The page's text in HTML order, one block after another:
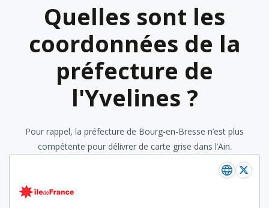
Quelles sont les
coordonnées de la
préfecture de
l'Yvelines ?
Pour rappel, la préfecture de Bourg-en-Bresse n’est plus
compétente pour délivrer de carte grise dans l’Ain.